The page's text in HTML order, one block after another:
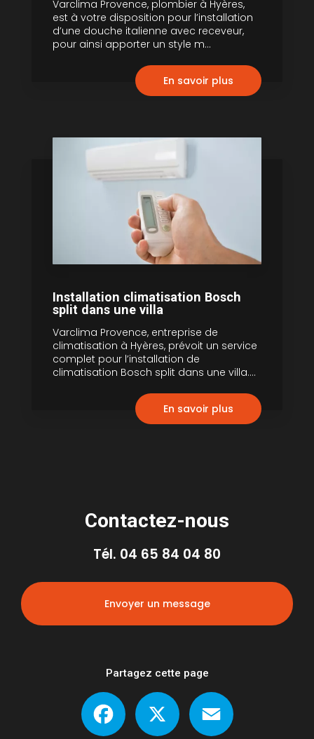
Varclima Provence, plombier à Hyères,
est à votre disposition pour l’installation
d’une douche italienne avec receveur,
pour ainsi apporter un style m...
En savoir plus
Installation climatisation Bosch
split dans une villa
Varclima Provence, entreprise de
climatisation à Hyères, prévoit un service
complet pour l’installation de
climatisation Bosch split dans une villa....
En savoir plus
Contactez-nous
Tél. 04 65 84 04 80
Envoyer un message
Partagez cette page
Facebook